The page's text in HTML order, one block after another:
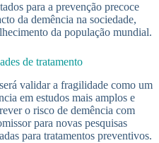
para a prevenção precoce
da demência na sociedade,
da população mundial.
de tratamento
validar a fragilidade como um
em estudos mais amplos e
o risco de demência com
para novas pesquisas
para tratamentos preventivos.